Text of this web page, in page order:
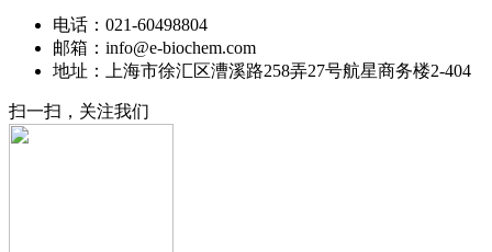
电话：021-60498804
邮箱：info@e-biochem.com
地址：上海市徐汇区漕溪路258弄27号航星商务楼2-404
扫一扫，关注我们